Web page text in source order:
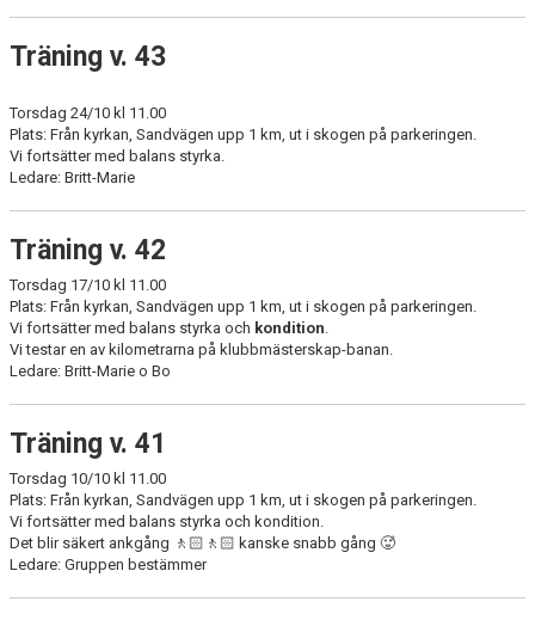
Träning v. 43
Torsdag 24/10 kl 11.00
Plats: Från kyrkan, Sandvägen upp 1 km, ut i skogen på parkeringen.
Vi fortsätter med balans styrka.
Ledare: Britt-Marie
Träning v. 42
Torsdag 17/10 kl 11.00
Plats: Från kyrkan, Sandvägen upp 1 km, ut i skogen på parkeringen.
Vi fortsätter med balans styrka och kondition.
Vi testar en av kilometrarna på klubbmästerskap-banan.
Ledare: Britt-Marie o Bo
Träning v. 41
Torsdag 10/10 kl 11.00
Plats: Från kyrkan, Sandvägen upp 1 km, ut i skogen på parkeringen.
Vi fortsätter med balans styrka och kondition.
Det blir säkert ankgång 🚶🏻🚶🏻 kanske snabb gång 🥵
Ledare: Gruppen bestämmer